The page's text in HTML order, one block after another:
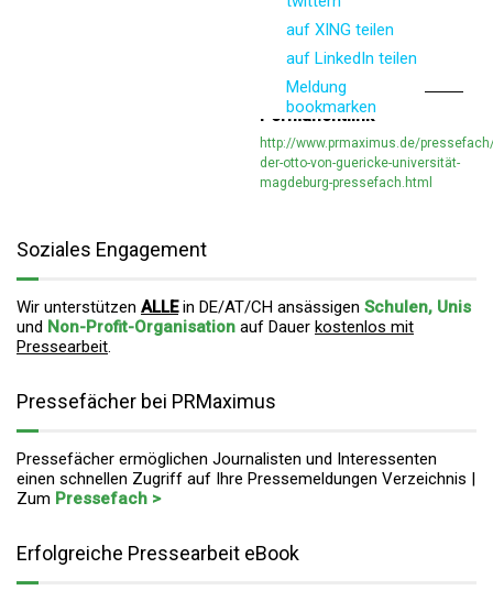
auf XING teilen
auf LinkedIn teilen
Meldung
bookmarken
Permanentlink
http://www.prmaximus.de/
der-otto-von-guericke-universität-
magdeburg-pressefach.html
Soziales Engagement
Wir unterstützen ALLEin DE/AT/CH ansässigen Schulen, Unis
und Non-Profit-Organisation auf Dauer kostenlos mit
Pressearbeit.
Pressefächer bei PRMaximus
Pressefächer ermöglichen Journalisten und Interessenten
einen schnellen Zugriff auf Ihre Pressemeldungen Verzeichnis |
Zum Pressefach >
Erfolgreiche Pressearbeit eBook